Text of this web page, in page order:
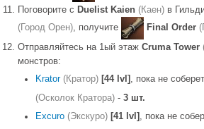
Поговорите с Duelist Kaien (Каен) в
(Город Орен), получите Final Order
Отправляйтесь на 1ый этаж Cruma Tower
монстров:
Krator (Кратор) [44 lvl] , пока не
(Осколок Кратора) - 3 шт.
Excuro (Экскуро) [41 lvl] , пока не